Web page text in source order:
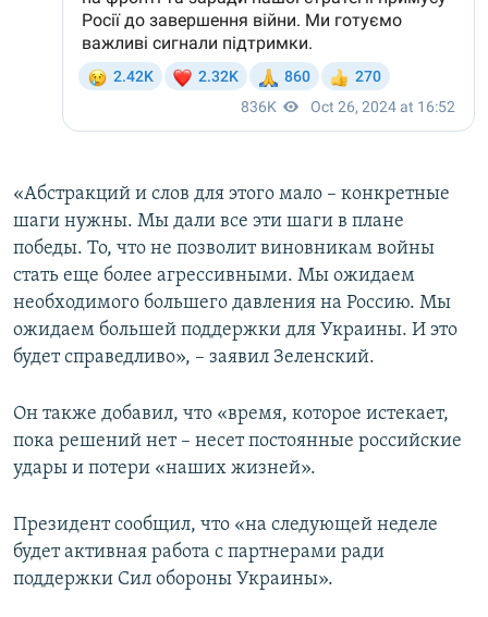
«Абстракций и слов для этого мало – конкретные
шаги нужны. Мы дали все эти шаги в плане
победы. То, что не позволит виновникам войны
стать еще более агрессивными. Мы ожидаем
необходимого большего давления на Россию. Мы
ожидаем большей поддержки для Украины. И это
будет справедливо», – заявил Зеленский.
Он также добавил, что «время, которое истекает,
пока решений нет – несет постоянные российские
удары и потери «наших жизней».
Президент сообщил, что «на следующей неделе
будет активная работа с партнерами ради
поддержки Сил обороны Украины».